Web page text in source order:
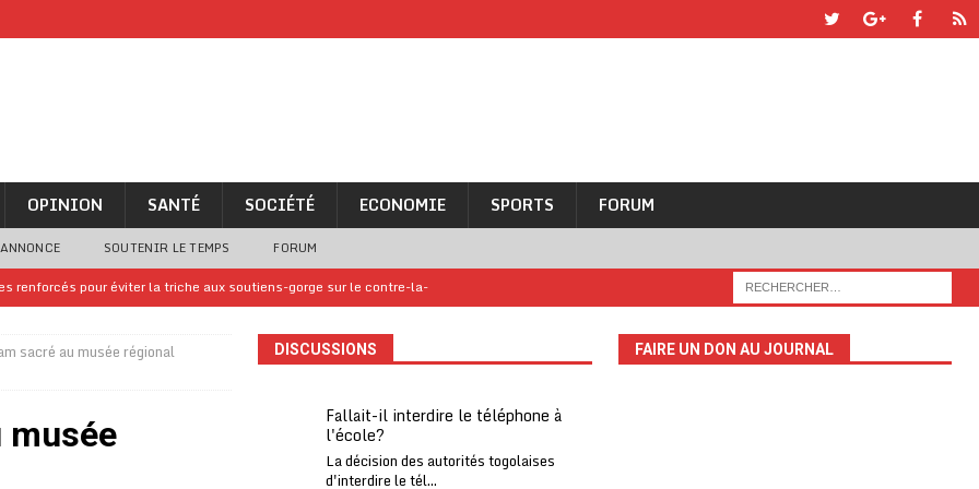
OPINION SANTÉ SOCIÉTÉ ECONOMIE SPORTS FORUM
SOUTENIR LE TEMPS FORUM
renforcés pour éviter la triche aux soutiens-gorge sur le contre-la-
confirme sa présence à la fête nationale
A LA UNE
de loterie gagnant que son propriétaire avait envoyé à un proche
sacré au musée régional
musée
DISCUSSIONS
Fallait-il interdire le téléphone à
l'école?
La décision des autorités togolaises
d'interdire le tél...
FAIRE UN DON AU JOURNAL